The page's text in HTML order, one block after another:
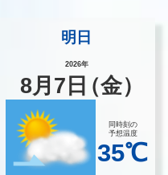
明日
2026年
8月 7 日（金）
同時刻の
予想温度
35℃